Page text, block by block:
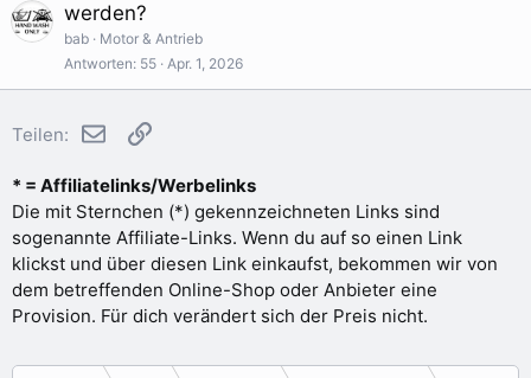
werden?
bab
Motor & Antrieb
Antworten 55 Apr. 1, 2026
Teilen: E-MailLink
* = Affiliatelinks/Werbelinks
Die mit Sternchen (*) gekennzeichneten Links sind
sogenannte Affiliate-Links. Wenn du auf so einen Link
klickst und über diesen Link einkaufst, bekommen wir von
dem betreffenden Online-Shop oder Anbieter eine
Provision. Für dich verändert sich der Preis nicht.